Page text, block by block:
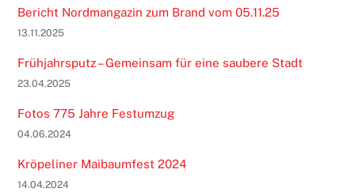
Bericht Nordmangazin zum Brand vom 05.11.25
13.11.2025
Frühjahrsputz – Gemeinsam für eine saubere Stadt
23.04.2025
Fotos 775 Jahre Festumzug
04.06.2024
Kröpeliner Maibaumfest 2024
14.04.2024